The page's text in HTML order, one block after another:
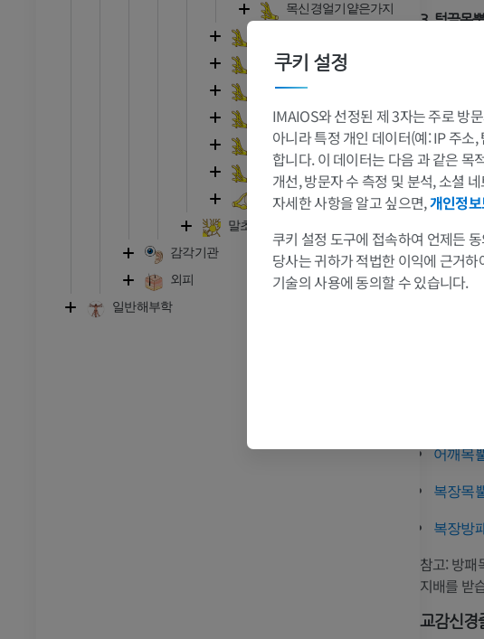
목신경얼기얕은가지
가슴신경
허리신경
엉치신경
꼬리신경
허리엉치신경얼기
척추신경번호
말초신경계통자율신경
감각기관
외피
일반해부학
3. 턱끝목
4. 가로막
가로막
위를 지
막, 가로
목신경고
목신경고
제외)에 운
아래
목신경
어깨목
복장목
복장방
참고: 방패
지배를 받
교감신경
발앞부 MRI
MRI
프리미엄
다리 MRI
MRI
프리미엄
다리 방사선 촬영
방사선 사진
프리미엄
팔
삽
혈
쿠키 설정
IMAIOS와 선정된 제 3자는 주로 방
아니라 특정 개인 데이터(예: IP 주소
합니다. 이 데이터는 다음 과 같은
개선, 방문자 수 측정 및 분석, 소셜
자세한 사항을 알고 싶으면,개인정
쿠키 설정 도구에 접속하여 언제든
당사는 귀하가 적법한 이익에 근거
기술의 사용에 동의할 수 있습니다.